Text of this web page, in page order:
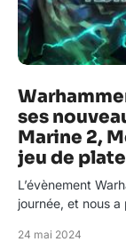
ses
Marine 2,
jeu de
L’évènement
journée, et nous
24 mai 2024